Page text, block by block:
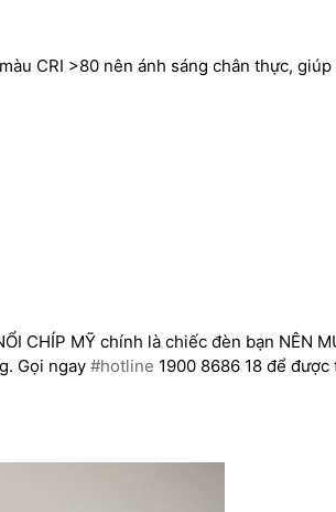
CRI >80 nên ánh sáng chân thực,
CHÍP MỸ chính là chiếc đèn bạn NÊN
Gọi ngay #hotline 1900 8686 18 để